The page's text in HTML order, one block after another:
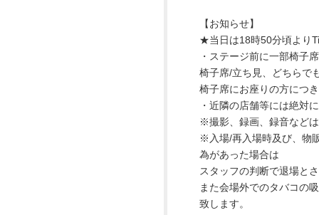
【お知らせ】
★当日は18時50分頃より
・ステージ前に一部椅子
椅子席/立ち見、どちらで
椅子席にお座りの方につ
・近隣の店舗等には絶対
※撮影、録画、録音など
※入場/再入場時及び、物
為があった場合は
スタッフの判断で退場と
また会場外でのタバコの
致します。